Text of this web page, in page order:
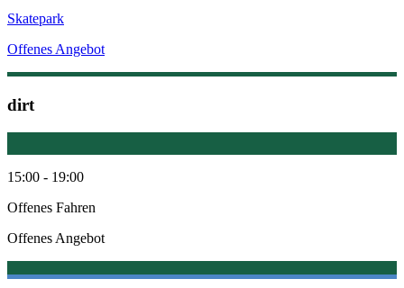
Skatepark
Offenes Angebot
dirt
15:00 - 19:00
Offenes Fahren
Offenes Angebot